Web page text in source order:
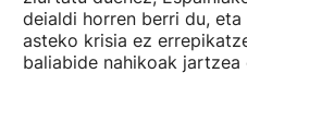
deialdi horren berri du, eta iragan
asteko krisia ez errepikatzeko
baliabide nahikoak jartzea espero du.